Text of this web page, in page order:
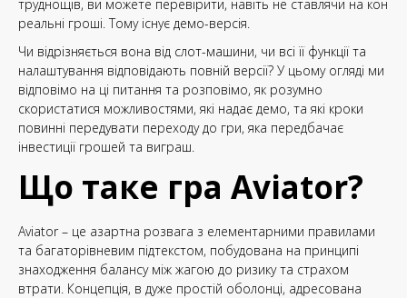
труднощів, ви можете перевірити, навіть не ставлячи на кон
реальні гроші. Тому існує демо-версія.
Чи відрізняється вона від слот-машини, чи всі її функції та
налаштування відповідають повній версії? У цьому огляді ми
відповімо на ці питання та розповімо, як розумно
скористатися можливостями, які надає демо, та які кроки
повинні передувати переходу до гри, яка передбачає
інвестиції грошей та виграш.
Що таке гра Aviator?
Aviator – це азартна розвага з елементарними правилами
та багаторівневим підтекстом, побудована на принципі
знаходження балансу між жагою до ризику та страхом
втрати. Концепція, в дуже простій оболонці, адресована